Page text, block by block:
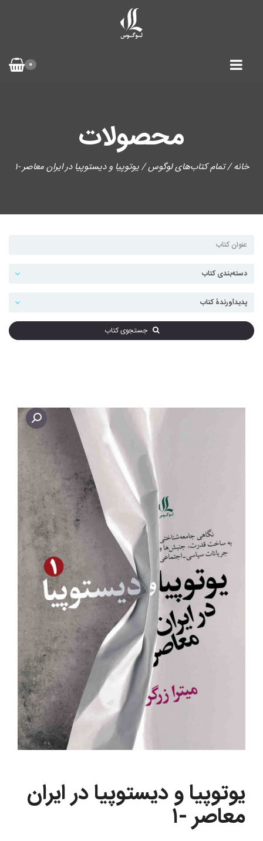
0
محصولات
خانه/تمام کتاب‌های لوگوس/ يوتوپيا و ديستوپيا در ايران معاصر -۱
جستجوی کتاب
يوتوپيا و ديستوپيا در ايران
معاصر -۱